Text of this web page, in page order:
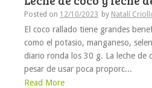
Posted on 12/10/2023 by Natalí
El coco rallado tiene grandes
como el potasio, manganeso,
diario ronda los 30 g. La leche de
pesar de usar poca proporc...
Read More